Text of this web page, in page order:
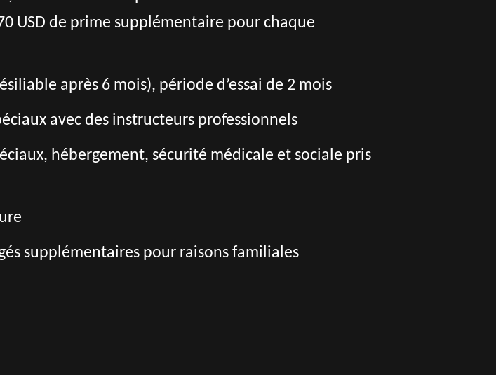
USD de prime supplémentaire pour chaque
après 6 mois), période d’essai de 2 mois
avec des instructeurs professionnels
hébergement, sécurité médicale et sociale pris
supplémentaires pour raisons familiales